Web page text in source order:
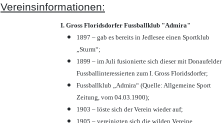
Vereinsinformationen:
I. Gross Floridsdorfer Fussballklub "Admira"
1897 – gab es bereits in Jedlesee einen Sportklub
„Sturm“;
1899 – im Juli fusionierte sich dieser mit Donaufelder
Fussballinteressierten zum I. Gross Floridsdorfer;
Fussballklub „Admira“ (Quelle: Allgemeine Sport
Zeitung, vom 04.03.1900);
1903 – löste sich der Verein wieder auf;
1905 – vereinigten sich die wilden Vereine